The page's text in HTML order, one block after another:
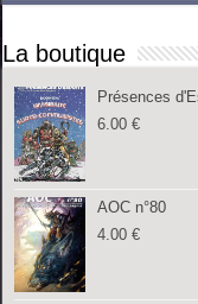
La boutique
Présences
6.00€
AOC n°80
4.00€